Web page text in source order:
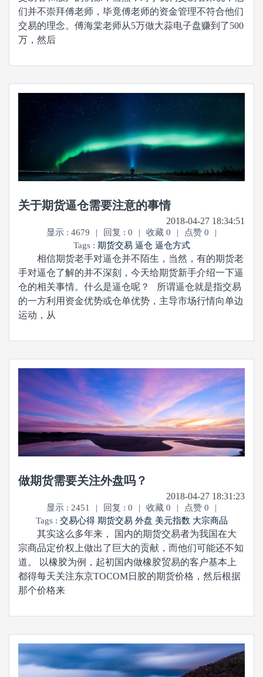
们并不崇拜傅老师，毕竟傅老师的资金管理不符合他们
交易的理念。傅海棠老师从5万做大蒜电子盘赚到了500
万，然后
关于期货逼仓需要注意的事情
2018-04-27 18:34:51
显示 : 4679 | 回复 : 0 | 收藏 0 | 点赞 0
|
Tags : 期货交易 逼仓 逼仓方式
相信期货老手对逼仓并不陌生，当然，有的期货老
手对逼仓了解的并不深刻，今天给期货新手介绍一下逼
仓的相关事情。什么是逼仓呢？ 所谓逼仓就是指交易
的一方利用资金优势或仓单优势，主导市场行情向单边
运动，从
做期货需要关注外盘吗？
2018-04-27 18:31:23
显示 : 2451 | 回复 : 0 | 收藏 0 | 点赞 0
|
Tags : 交易心得 期货交易 外盘 美元指数 大宗商品
其实这么多年来， 国内的期货交易者为我国在大
宗商品定价权上做出了巨大的贡献，而他们可能还不知
道。 以橡胶为例，起初国内做橡胶贸易的客户基本上
都得每天关注东京TOCOM日胶的期货价格，然后根据
那个价格来